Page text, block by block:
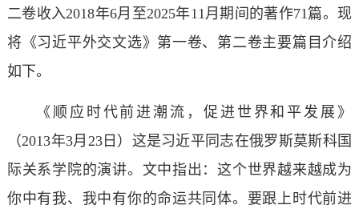
二卷收入2018年6月至2025年11月期间的著作71篇。现
将《习近平外交文选》第一卷、第二卷主要篇目介绍
如下。
《顺应时代前进潮流，促进世界和平发展》
（2013年3月23日）这是习近平同志在俄罗斯莫斯科国
际关系学院的演讲。文中指出：这个世界越来越成为
你中有我、我中有你的命运共同体。要跟上时代前进